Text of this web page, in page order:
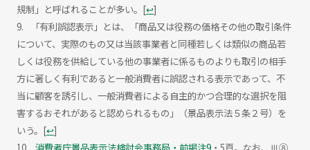
規制」と呼ばれることが多い。 [↩]
「有利誤認表示」とは、「商品又は役務の価格その他の取引条件
について、実際のもの又は当該事業者と同種若しくは類似の商品若
しくは役務を供給している他の事業者に係るものよりも取引の相手
方に著しく有利であると一般消費者に誤認される表示であって、不
当に顧客を誘引し、一般消費者による自主的かつ合理的な選択を阻
害するおそれがあると認められるもの」（景品表示法５条２号）を
いう。 [↩]